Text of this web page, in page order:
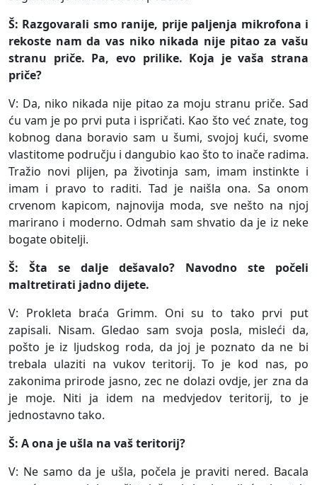
Š: Razgovarali smo ranije, prije paljenja mikrofona i
rekoste nam da vas niko nikada nije pitao za vašu
stranu priče. Pa, evo prilike. Koja je vaša strana
priče?
V: Da, niko nikada nije pitao za moju stranu priče. Sad
ću vam je po prvi puta i ispričati. Kao što već znate, tog
kobnog dana boravio sam u šumi, svojoj kući, svome
vlastitome području i dangubio kao što to inače radima.
Tražio novi plijen, pa životinja sam, imam instinkte i
imam i pravo to raditi. Tad je naišla ona. Sa onom
crvenom kapicom, najnovija moda, sve nešto na njoj
marirano i moderno. Odmah sam shvatio da je iz neke
bogate obitelji.
Š: Šta se dalje dešavalo? Navodno ste počeli
maltretirati jadno dijete.
V: Prokleta braća Grimm. Oni su to tako prvi put
zapisali. Nisam. Gledao sam svoja posla, misleći da,
pošto je iz ljudskog roda, da joj je poznato da ne bi
trebala ulaziti na vukov teritorij. To je kod nas, po
zakonima prirode jasno, zec ne dolazi ovdje, jer zna da
je moje. Niti ja idem na medvjedov teritorij, to je
jednostavno tako.
Š: A ona je ušla na vaš teritorij?
V: Ne samo da je ušla, počela je praviti nered. Bacala